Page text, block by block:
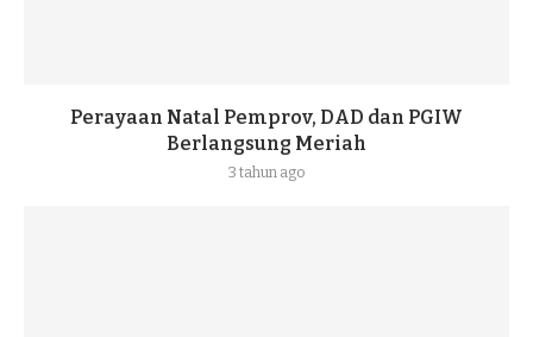
Perayaan Natal Pemprov, DAD dan PGIW
Berlangsung Meriah
3 tahun ago